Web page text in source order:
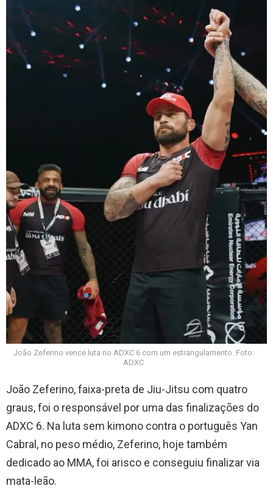
João Zeferino vence luta no ADXC 6 com um estrangulamento. Foto:
ADXC
João Zeferino, faixa-preta de Jiu-Jitsu com quatro
graus, foi o responsável por uma das finalizações do
ADXC 6. Na luta sem kimono contra o português Yan
Cabral, no peso médio, Zeferino, hoje também
dedicado ao MMA, foi arisco e conseguiu finalizar via
mata-leão.